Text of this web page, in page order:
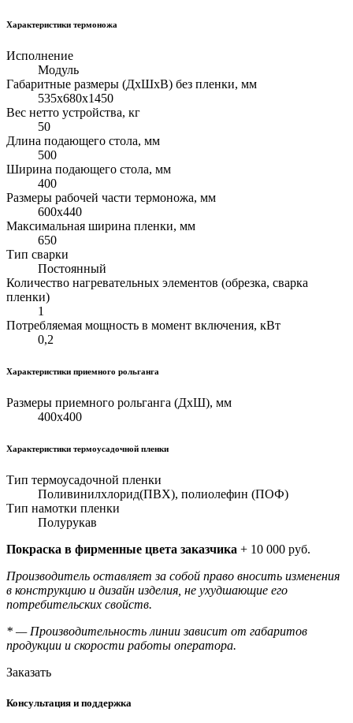
Характеристики термоножа
Исполнение
Модуль
Габаритные размеры (ДхШхВ) без пленки, мм
535х680х1450
Вес нетто устройства, кг
50
Длина подающего стола, мм
500
Ширина подающего стола, мм
400
Размеры рабочей части термоножа, мм
600х440
Максимальная ширина пленки, мм
650
Тип сварки
Постоянный
Количество нагревательных элементов (обрезка, сварка
пленки)
1
Потребляемая мощность в момент включения, кВт
0,2
Характеристики приемного рольганга
Размеры приемного рольганга (ДхШ), мм
400х400
Характеристики термоусадочной пленки
Тип термоусадочной пленки
Поливинилхлорид(ПВХ), полиолефин (ПОФ)
Тип намотки пленки
Полурукав
Покраска в фирменные цвета заказчика + 10 000 руб.
Производитель оставляет за собой право вносить изменения
в конструкцию и дизайн изделия, не ухудшающие его
потребительских свойств.
* — Производительность линии зависит от габаритов
продукции и скорости работы оператора.
Заказать
Консультация и поддержка